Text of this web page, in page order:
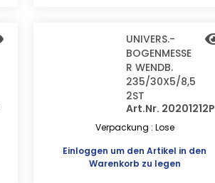
UNIVERS.-
BOGENMESSE
R WENDB.
235/30X5/8,5
2ST
Art.Nr. 20201212P
Verpackung : Lose
Einloggen um den Artikel in den
Warenkorb zu legen